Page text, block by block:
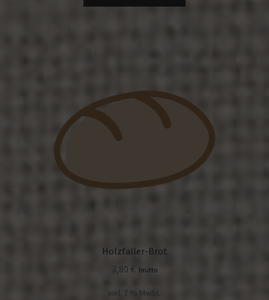
Holzfäller-Brot
3,80 € brutto
inkl. 7 % MwSt.